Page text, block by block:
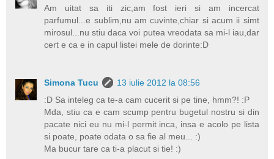
Am uitat sa iti zic,am fost ieri si am incercat
parfumul...e sublim,nu am cuvinte,chiar si acum ii simt
mirosul...nu stiu daca voi putea vreodata sa mi-l iau,dar
cert e ca e in capul listei mele de dorinte:D
Simona Tucu
13 iulie 2012 la 08:56
:D Sa inteleg ca te-a cam cucerit si pe tine, hmm?! :P
Mda, stiu ca e cam scump pentru bugetul nostru si din
pacate nici eu nu mi-l permit inca, insa e acolo pe lista
si poate, poate odata o sa fie al meu... :)
Ma bucur tare ca ti-a placut si tie! :)